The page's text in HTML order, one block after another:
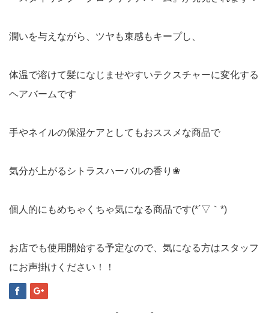
潤いを与えながら、ツヤも束感もキープし、
体温で溶けて髪になじませやすいテクスチャーに変化する
ヘアバームです
手やネイルの保湿ケアとしてもおススメな商品で
気分が上がるシトラスハーバルの香り❀
個人的にもめちゃくちゃ気になる商品です(*´▽｀*)
お店でも使用開始する予定なので、気になる方はスタッフ
にお声掛けください！！